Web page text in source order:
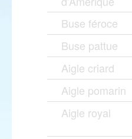
Buse féroce
Buse pattue
Aigle criard
Aigle pomarin
Aigle royal